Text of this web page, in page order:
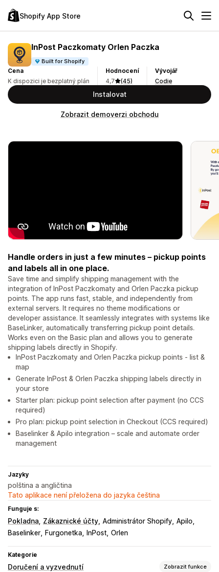
Shopify App Store
InPost Paczkomaty Orlen Paczka
Built for Shopify
Cena
K dispozici je bezplatný plán
Hodnocení
4,7
(45)
Vývojář
Codie
Instalovat
Zobrazit demoverzi obchodu
Handle orders in just a few minutes – pickup points
and labels all in one place.
Save time and simplify shipping management with the
integration of InPost Paczkomaty and Orlen Paczka pickup
points. The app runs fast, stable, and independently from
external servers. It requires no theme modifications or
developer assistance. It seamlessly integrates with systems like
BaseLinker, automatically transferring pickup point details.
Works even on the Basic plan and allows you to generate
shipping labels directly in Shopify.
InPost Paczkomaty and Orlen Paczka pickup points - list &
map
Generate InPost & Orlen Paczka shipping labels directly in
your store
Starter plan: pickup point selection after payment (no CCS
required)
Pro plan: pickup point selection in Checkout (CCS required)
Baselinker & Apilo integration – scale and automate order
management
Jazyky
polština a angličtina
Tato aplikace není přeložena do jazyka čeština
Funguje s:
Pokladna Zákaznické účty Administrátor Shopify Apilo
Baselinker
Furgonetka InPost Orlen
Kategorie
Doručení a vyzvednutí Zobrazit funkce